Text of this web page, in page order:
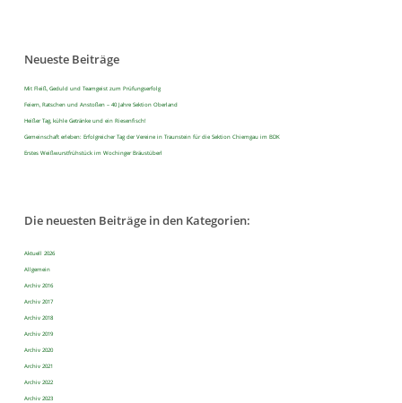
Neueste Beiträge
Mit Fleiß, Geduld und Teamgeist zum Prüfungserfolg
Feiern, Ratschen und Anstoßen – 40 Jahre Sektion Oberland
Heißer Tag, kühle Getränke und ein Riesenfisch!
Gemeinschaft erleben: Erfolgreicher Tag der Vereine in Traunstein für die Sektion Chiemgau im BDK
Erstes Weißwurstfrühstück im Wochinger Bräustüberl
Die neuesten Beiträge in den Kategorien:
Aktuell 2026
Allgemein
Archiv 2016
Archiv 2017
Archiv 2018
Archiv 2019
Archiv 2020
Archiv 2021
Archiv 2022
Archiv 2023